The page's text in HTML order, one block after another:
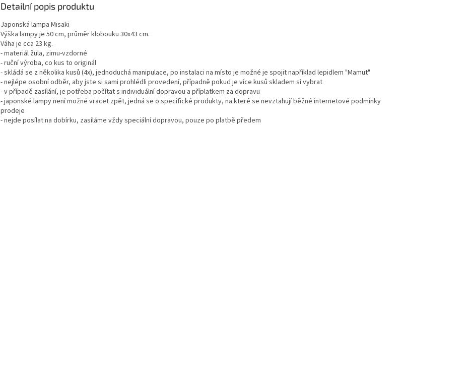
Detailní popis produktu
Japonská lampa Misaki
Výška lampy je 50 cm, průměr klobouku 30x43 cm.
Váha je cca 23 kg.
- materiál žula, zimu-vzdorné
- ruční výroba, co kus to originál
- skládá se z několika kusů (4x), jednoduchá manipulace, po instalaci na místo je možné je spojit například lepidlem "Mamut"
- nejlépe osobní odběr, aby jste si sami prohlédli provedení, případně pokud je více kusů skladem si vybrat
- v případě zasílání, je potřeba počítat s individuální dopravou a příplatkem za dopravu
- japonské lampy není možné vracet zpět, jedná se o specifické produkty, na které se nevztahují běžné internetové podmínky
prodeje
- nejde posílat na dobírku, zasíláme vždy speciální dopravou, pouze po platbě předem